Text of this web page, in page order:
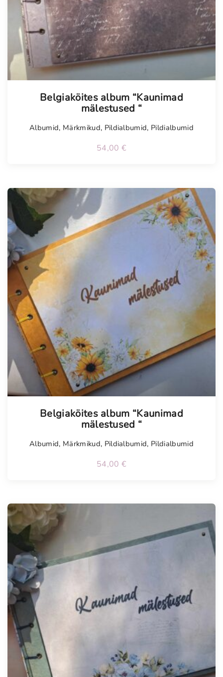
Belgiaköites album “Kaunimad
mälestused “
Albumid, Märkmikud, Pildialbumid, Pildialbumid
54,00 €
Belgiaköites album “Kaunimad
mälestused “
Albumid, Märkmikud, Pildialbumid, Pildialbumid
54,00 €